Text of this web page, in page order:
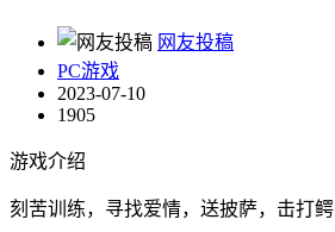
网友投稿
PC游戏
2023-07-10
1905
游戏介绍
刻苦训练，寻找爱情，送披萨，击打